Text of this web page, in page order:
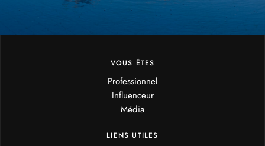
VOUS ÊTES
Professionnel
Influenceur
Média
LIENS UTILES